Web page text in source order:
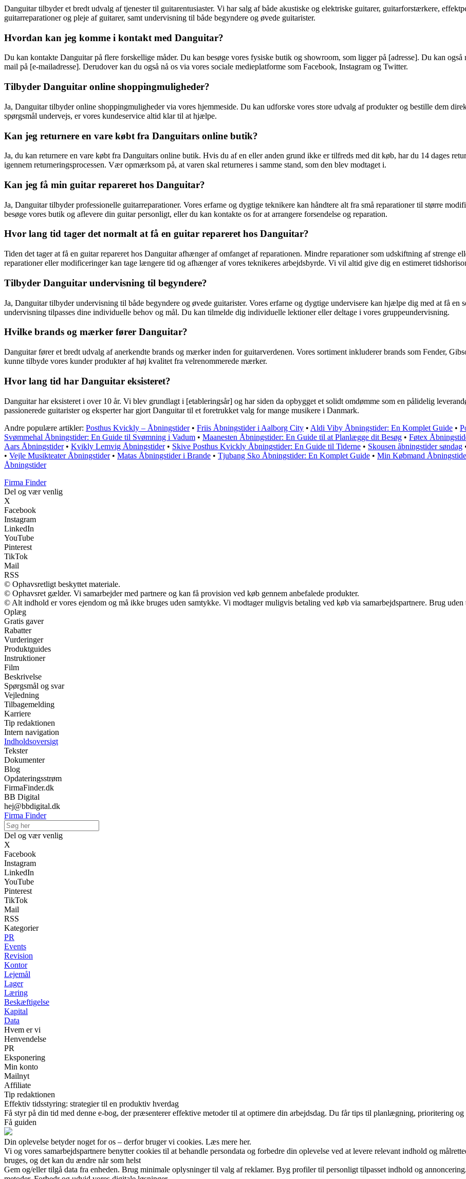
Danguitar tilbyder et bredt udvalg af tjenester til guitarentusiaster. Vi har salg af både akustiske og elektriske guitarer, guitarforstærkere,
guitarreparationer og pleje af guitarer, samt undervisning til både begyndere og øvede guitarister.
Hvordan kan jeg komme i kontakt med Danguitar?
Du kan kontakte Danguitar på flere forskellige måder. Du kan besøge vores fysiske butik og showroom, som ligger på [adresse]. Du kan
mail på [e-mailadresse]. Derudover kan du også nå os via vores sociale medieplatforme som Facebook, Instagram og Twitter.
Tilbyder Danguitar online shoppingmuligheder?
Ja, Danguitar tilbyder online shoppingmuligheder via vores hjemmeside. Du kan udforske vores store udvalg af produkter og bestille dem
spørgsmål undervejs, er vores kundeservice altid klar til at hjælpe.
Kan jeg returnere en vare købt fra Danguitars online butik?
Ja, du kan returnere en vare købt fra Danguitars online butik. Hvis du af en eller anden grund ikke er tilfreds med dit køb, har du 14 dages
igennem returneringsprocessen. Vær opmærksom på, at varen skal returneres i samme stand, som den blev modtaget i.
Kan jeg få min guitar repareret hos Danguitar?
Ja, Danguitar tilbyder professionelle guitarreparationer. Vores erfarne og dygtige teknikere kan håndtere alt fra små reparationer til større
besøge vores butik og aflevere din guitar personligt, eller du kan kontakte os for at arrangere forsendelse og reparation.
Hvor lang tid tager det normalt at få en guitar repareret hos Danguitar?
Tiden det tager at få en guitar repareret hos Danguitar afhænger af omfanget af reparationen. Mindre reparationer som udskiftning af strenge
reparationer eller modificeringer kan tage længere tid og afhænger af vores teknikeres arbejdsbyrde. Vi vil altid give dig en estimeret
Tilbyder Danguitar undervisning til begyndere?
Ja, Danguitar tilbyder undervisning til både begyndere og øvede guitarister. Vores erfarne og dygtige undervisere kan hjælpe dig med at få
undervisning tilpasses dine individuelle behov og mål. Du kan tilmelde dig individuelle lektioner eller deltage i vores gruppeundervisning.
Hvilke brands og mærker fører Danguitar?
Danguitar fører et bredt udvalg af anerkendte brands og mærker inden for guitarverdenen. Vores sortiment inkluderer brands som Fender,
kunne tilbyde vores kunder produkter af høj kvalitet fra velrenommerede mærker.
Hvor lang tid har Danguitar eksisteret?
Danguitar har eksisteret i over 10 år. Vi blev grundlagt i [etableringsår] og har siden da opbygget et solidt omdømme som en pålidelig
passionerede guitarister og eksperter har gjort Danguitar til et foretrukket valg for mange musikere i Danmark.
Andre populære artikler: Posthus Kvickly – Åbningstider• Friis Åbningstider i Aalborg City • Aldi Viby Åbningstider: En Komplet Guide •
Svømmehal Åbningstider: En Guide til Svømning i Vadum • Maanesten Åbningstider: En Guide til at Planlægge dit Besøg • Føtex
Aars Åbningstider• Kvikly Lemvig Åbningstider• Skive Posthus Kvickly Åbningstider: En Guide til Tiderne • Skousen åbningstider søndag
• Vejle Musikteater Åbningstider• Matas Åbningstider i Brande • Tjubang Sko Åbningstider: En Komplet Guide • Min Købmand
Åbningstider
Firma Finder
Del og vær venlig
X
Facebook
Instagram
LinkedIn
YouTube
Pinterest
TikTok
Mail
RSS
© Ophavsretligt beskyttet materiale.
© Ophavsret gælder. Vi samarbejder med partnere og kan få provision ved køb gennem anbefalede produkter.
© Alt indhold er vores ejendom og må ikke bruges uden samtykke. Vi modtager muligvis betaling ved køb via samarbejdspartnere. Brug
Oplæg
Gratis gaver
Rabatter
Vurderinger
Produktguides
Instruktioner
Film
Beskrivelse
Spørgsmål og svar
Vejledning
Tilbagemelding
Karriere
Tip redaktionen
Intern navigation
Indholdsoversigt
Tekster
Dokumenter
Blog
Opdateringsstrøm
FirmaFinder.dk
BB Digital
hej@bbdigital.dk
Firma Finder
Del og vær venlig
X
Facebook
Instagram
LinkedIn
YouTube
Pinterest
TikTok
Mail
RSS
Kategorier
PR
Events
Revision
Kontor
Lejemål
Lager
Læring
Beskæftigelse
Kapital
Data
Hvem er vi
Henvendelse
PR
Eksponering
Min konto
Mailnyt
Affiliate
Tip redaktionen
Effektiv tidsstyring: strategier til en produktiv hverdag
Få styr på din tid med denne e-bog, der præsenterer effektive metoder til at optimere din arbejdsdag. Du får tips til planlægning, prioritering
Få guiden
Din oplevelse betyder noget for os – derfor bruger vi cookies. Læs mere her.
Vi og vores samarbejdspartnere benytter cookies til at behandle persondata og forbedre din oplevelse ved at levere relevant indhold og
bruges, og det kan du ændre når som helst
Gem og/eller tilgå data fra enheden. Brug minimale oplysninger til valg af reklamer. Byg profiler til personligt tilpasset indhold og